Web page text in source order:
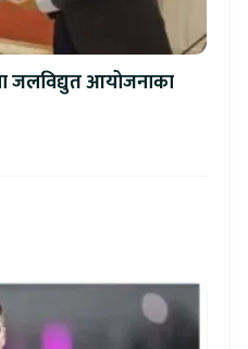
जलविद्युत आयोजनाका